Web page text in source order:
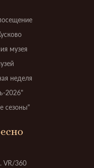
музея
неделя
2026"
сезоны"
VR/360